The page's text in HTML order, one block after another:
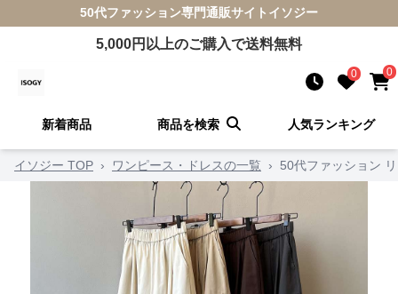
50代ファッション専門通販サイト イソジー
5,000円以上のご購入で送料無料
0 0
新着商品 商品を検索 人気ランキング
イソジー TOP › ワンピース・ドレスの一覧 › 50代ファッション